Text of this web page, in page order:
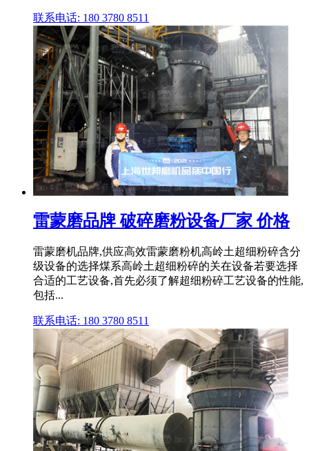
联系电话: 180 3780 8511
雷蒙磨品牌 破碎磨粉设备厂家 价格
雷蒙磨机品牌,供应高效雷蒙磨粉机高岭土超细粉碎含分
级设备的选择煤系高岭土超细粉碎的关在设备若要选择
合适的工艺设备,首先必须了解超细粉碎工艺设备的性能,
包括...
联系电话: 180 3780 8511